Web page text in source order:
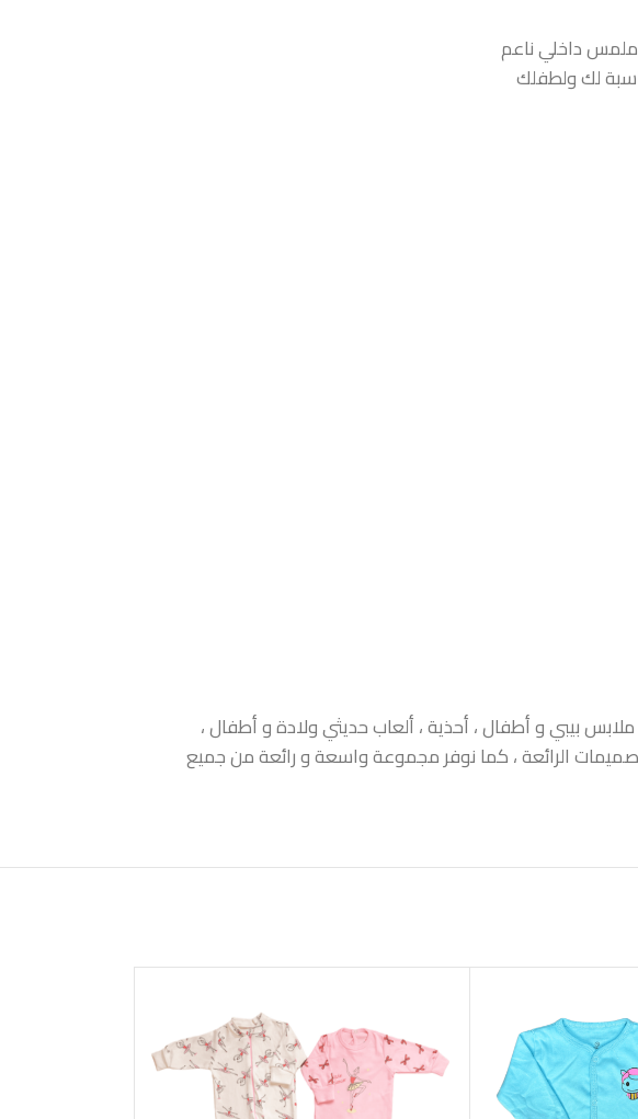
داخلي ناعم
لك ولطفلك
بيبي و أطفال ، أحذية ، ألعاب حديثي ولادة و أطفال ،
الرائعة ، كما نوفر مجموعة واسعة و رائعة من جميع